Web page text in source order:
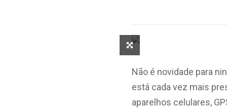
Não é novidade para
está cada vez mais
aparelhos celulares,